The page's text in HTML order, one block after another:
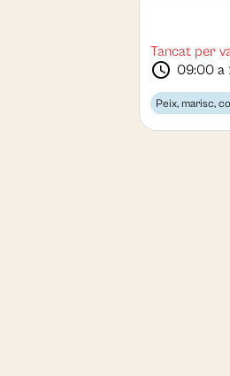
Tancat per
schedule 09:00 a
Peix, marisc,